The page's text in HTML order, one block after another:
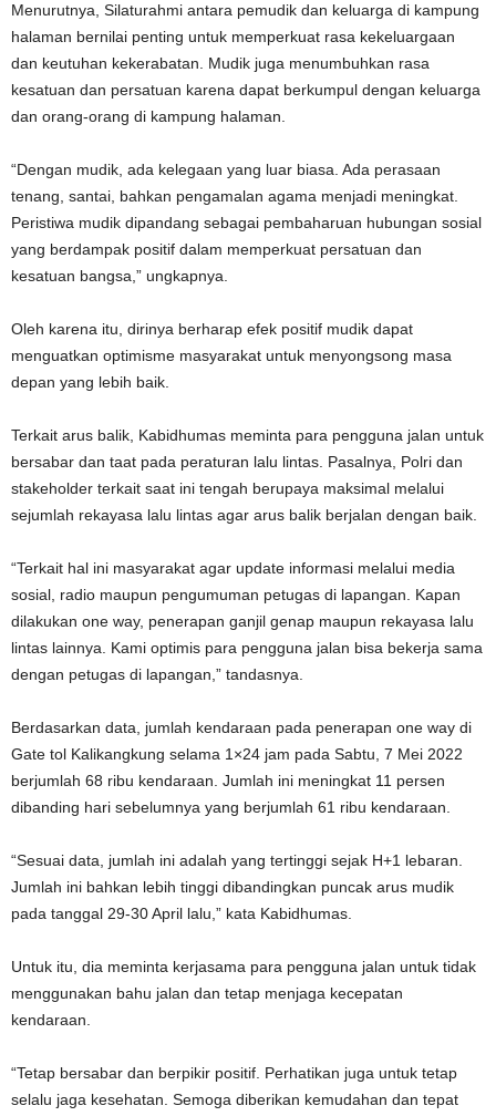
Menurutnya, Silaturahmi antara pemudik dan keluarga di kampung
halaman bernilai penting untuk memperkuat rasa kekeluargaan
dan keutuhan kekerabatan. Mudik juga menumbuhkan rasa
kesatuan dan persatuan karena dapat berkumpul dengan keluarga
dan orang-orang di kampung halaman.
“Dengan mudik, ada kelegaan yang luar biasa. Ada perasaan
tenang, santai, bahkan pengamalan agama menjadi meningkat.
Peristiwa mudik dipandang sebagai pembaharuan hubungan sosial
yang berdampak positif dalam memperkuat persatuan dan
kesatuan bangsa,” ungkapnya.
Oleh karena itu, dirinya berharap efek positif mudik dapat
menguatkan optimisme masyarakat untuk menyongsong masa
depan yang lebih baik.
Terkait arus balik, Kabidhumas meminta para pengguna jalan untuk
bersabar dan taat pada peraturan lalu lintas. Pasalnya, Polri dan
stakeholder terkait saat ini tengah berupaya maksimal melalui
sejumlah rekayasa lalu lintas agar arus balik berjalan dengan baik.
“Terkait hal ini masyarakat agar update informasi melalui media
sosial, radio maupun pengumuman petugas di lapangan. Kapan
dilakukan one way, penerapan ganjil genap maupun rekayasa lalu
lintas lainnya. Kami optimis para pengguna jalan bisa bekerja sama
dengan petugas di lapangan,” tandasnya.
Berdasarkan data, jumlah kendaraan pada penerapan one way di
Gate tol Kalikangkung selama 1×24 jam pada Sabtu, 7 Mei 2022
berjumlah 68 ribu kendaraan. Jumlah ini meningkat 11 persen
dibanding hari sebelumnya yang berjumlah 61 ribu kendaraan.
“Sesuai data, jumlah ini adalah yang tertinggi sejak H+1 lebaran.
Jumlah ini bahkan lebih tinggi dibandingkan puncak arus mudik
pada tanggal 29-30 April lalu,” kata Kabidhumas.
Untuk itu, dia meminta kerjasama para pengguna jalan untuk tidak
menggunakan bahu jalan dan tetap menjaga kecepatan
kendaraan.
“Tetap bersabar dan berpikir positif. Perhatikan juga untuk tetap
selalu jaga kesehatan. Semoga diberikan kemudahan dan tepat